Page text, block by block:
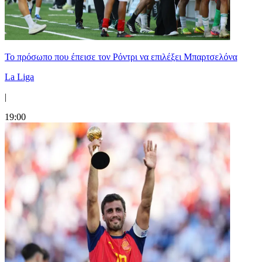
Το πρόσωπο που έπεισε τον Ρόντρι να επιλέξει Μπαρτσελόνα
La Liga
|
19:00